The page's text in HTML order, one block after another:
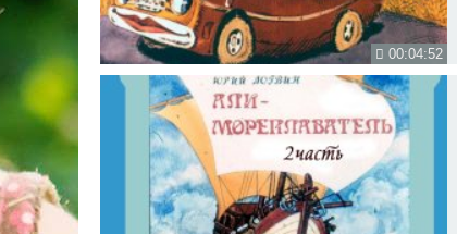
00:04:52